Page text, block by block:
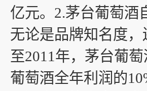
亿元。2.茅台葡萄酒
无论是品牌知名度
至2011年，茅台葡
葡萄酒全年利润的